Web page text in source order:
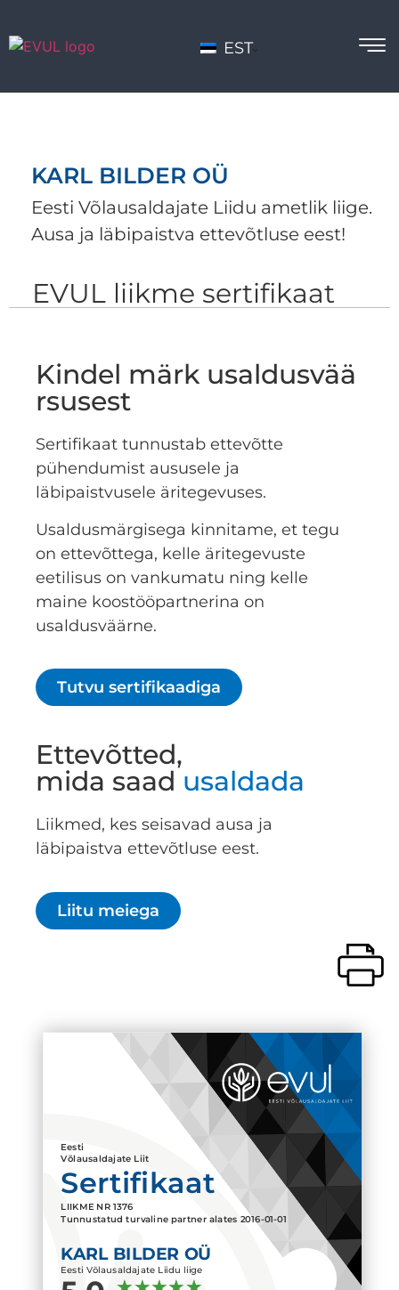
EST
KARL BILDER OÜ
Eesti Võlausaldajate Liidu ametlik liige.
Ausa ja läbipaistva ettevõtluse eest!
EVUL liikme sertifikaat
Kindel märk usaldusvää
rsusest
Sertifikaat tunnustab ettevõtte
pühendumist aususele ja
läbipaistvusele äritegevuses.
Usaldusmärgisega kinnitame, et tegu
on ettevõttega, kelle äritegevuste
eetilisus on vankumatu ning kelle
maine koostööpartnerina on
usaldusväärne.
Tutvu sertifikaadiga
Ettevõtted,
mida saad usaldada
Liikmed, kes seisavad ausa ja
läbipaistva ettevõtluse eest.
Liitu meiega
Eesti
Võlausaldajate Liit
Sertifikaat
LIIKME NR 1376
Tunnustatud turvaline partner alates 2016-01-01
KARL BILDER OÜ
Eesti Võlausaldajate Liidu liige